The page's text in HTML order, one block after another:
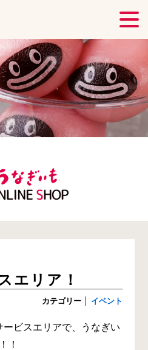
エリア！
カテゴリー イベント
ビスエリアで、うなぎい
！